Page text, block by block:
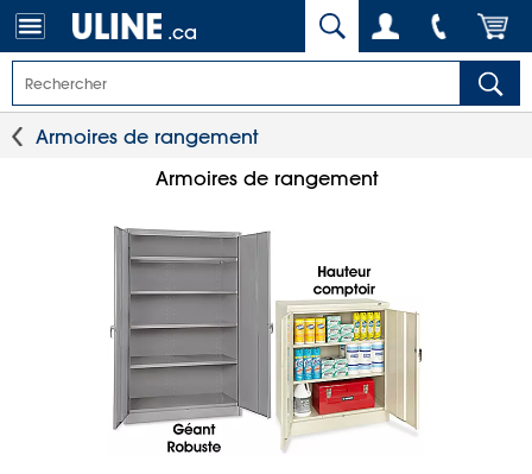
.ca
Armoires de rangement
Armoires de rangement